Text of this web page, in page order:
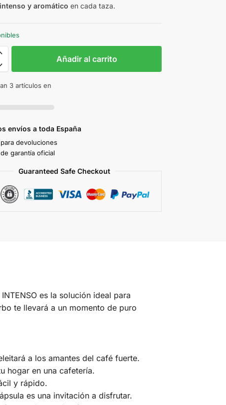
y aromático en cada taza.
Añadir al carrito
3 artículos en
envíos a toda España
devoluciones
garantía oficial
Guaranteed Safe Checkout
es la solución ideal para
te llevará a un momento de puro
a los amantes del café fuerte.
hogar en una cafetería.
y rápido.
es una invitación a disfrutar.